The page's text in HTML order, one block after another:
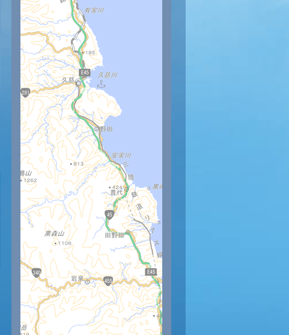
14時 15時 16時 17時 18時